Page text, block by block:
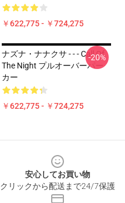
￥622,775 - ￥724,275
ナズナ・ナナクサ - - - Call Of
The Night プルオーバーパー
カー
￥622,775 - ￥724,275
-20%
安心してお買い物
クリックから配送まで24/7保護